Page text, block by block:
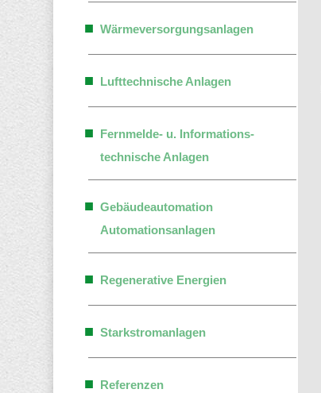
Wärmeversorgungsanlagen
Lufttechnische Anlagen
Fernmelde- u. Informations-
technische Anlagen
Gebäudeautomation
Automationsanlagen
Regenerative Energien
Starkstromanlagen
Referenzen